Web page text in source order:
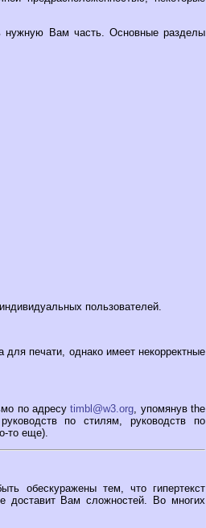
нужную Вам часть. Основные разделы
пользователей.
печати, однако имеет некорректные
по адресуtimbl@w3.org, упомянув the
по стилям, руководств по
то еще).
обескуражены тем, что гипертекст
доставит Вам сложностей. Во многих